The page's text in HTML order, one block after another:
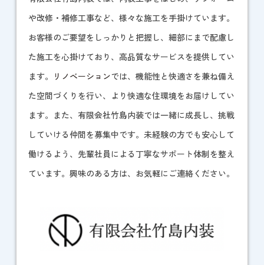
や改修・補修工事など、様々な施工を手掛けています。
お客様のご要望をしっかりと把握し、細部にまで配慮し
た施工を心掛けており、高品質なサービスを提供してい
ます。
リノベーションでは、機能性と快適さを兼ね備え
た空間づくりを行い、より快適な住環境をお届けしてい
ます。また、有限会社竹島内装では一緒に成長し、挑戦
していける仲間を募集中です。未経験の方でも安心して
働けるよう、先輩社員による丁寧なサポート体制を整え
ています。興味のある方は、お気軽にご連絡ください。